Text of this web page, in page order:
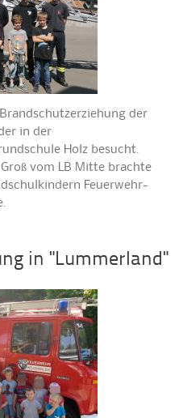
der
in der
Holz besucht.
Groß vom LB Mitte brachte
Feuerwehr-
in "Lummerland"